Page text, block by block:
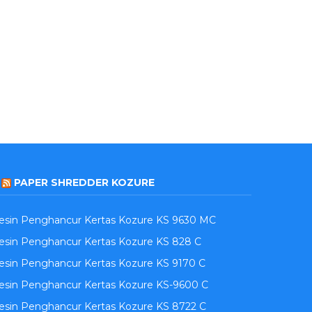
PAPER SHREDDER KOZURE
Penghancur Kertas Kozure KS 9630 MC
Penghancur Kertas Kozure KS 828 C
Penghancur Kertas Kozure KS 9170 C
Penghancur Kertas Kozure KS-9600 C
Penghancur Kertas Kozure KS 8722 C